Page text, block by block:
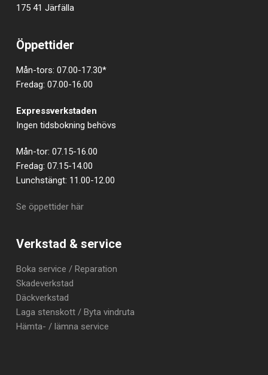
175 41 Järfälla
Öppettider
Mån-tors: 07.00-17.30*
Fredag: 07.00-16.00
Expressverkstaden
Ingen tidsbokning behövs
Mån-tor: 07.15-16.00
Fredag: 07.15-14.00
Lunchstängt: 11.00-12.00
Se öppettider här
Verkstad & service
Boka service / Reparation
Skadeverkstad
Däckverkstad
Laga stenskott / Byta vindruta
Hämta- / lämna service